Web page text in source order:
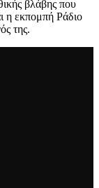
βλάβης που
η εκπομπή Ράδιο
της.